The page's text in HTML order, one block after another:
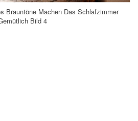
Brauntöne Machen Das Schlafzimmer
Bild 4